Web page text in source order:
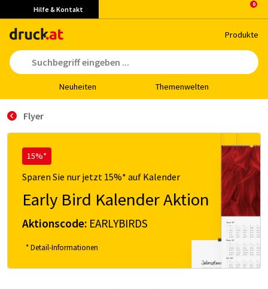
Hilfe & Kontakt
Pro­duk­te
Neu­hei­ten The­men­wel­ten
Flyer
15%*
Sparen Sie nur jetzt 15%* auf Kalender
Early Bird Kalender Aktion
Aktionscode: EARLYBIRDS
* Detail-Informationen